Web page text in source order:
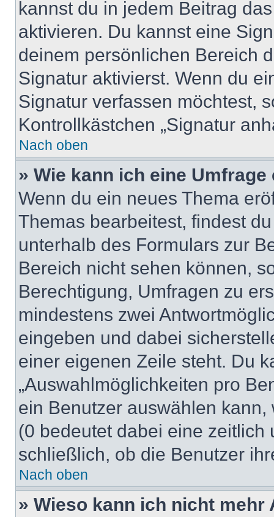
kannst du in jedem Beitrag
aktivieren. Du kannst eine
deinem persönlichen Bereich
Signatur aktivierst. Wenn du
Signatur verfassen möchtest,
Kontrollkästchen „Signatur
Nach oben
» Wie kann ich eine
Wenn du ein neues Thema
Themas bearbeitest, findest
unterhalb des Formulars zur
Bereich nicht sehen können,
Berechtigung, Umfragen zu
mindestens zwei
eingeben und dabei
einer eigenen Zeile steht. Du
„Auswahlmöglichkeiten pro
ein Benutzer auswählen
(0 bedeutet dabei eine
schließlich, ob die Benutzer
Nach oben
» Wieso kann ich nicht